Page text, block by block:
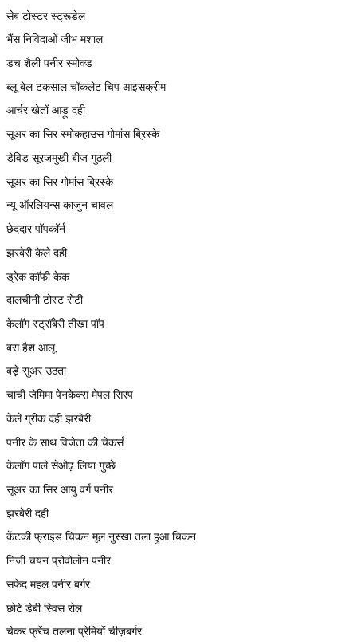
सेब टोस्टर स्ट्रूडेल
भैंस निविदाओं जीभ मशाल
डच शैली पनीर स्मोक्ड
ब्लू बेल टकसाल चॉकलेट चिप आइसक्रीम
आर्चर खेतों आड़ू दही
सूअर का सिर स्मोकहाउस गोमांस ब्रिस्के
डेविड सूरजमुखी बीज गुठली
सूअर का सिर गोमांस ब्रिस्के
न्यू ऑरलियन्स काजुन चावल
छेददार पॉपकॉर्न
झरबेरी केले दही
ड्रेक कॉफी केक
दालचीनी टोस्ट रोटी
केलॉग स्ट्रॉबेरी तीखा पॉप
बस हैश आलू
बड़े सुअर उठता
चाची जेमिमा पेनकेक्स मेपल सिरप
केले ग्रीक दही झरबेरी
पनीर के साथ विजेता की चेकर्स
केलॉग पाले सेओढ़ लिया गुच्छे
सूअर का सिर आयु वर्ग पनीर
झरबेरी दही
केंटकी फ्राइड चिकन मूल नुस्खा तला हुआ चिकन
निजी चयन प्रोवोलोन पनीर
सफेद महल पनीर बर्गर
छोटे डेबी स्विस रोल
चेकर फ्रेंच तलना प्रेमियों चीज़बर्गर